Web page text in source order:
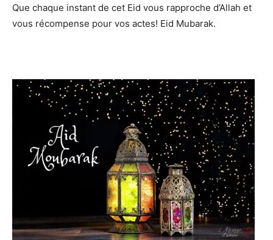
Que chaque instant de cet Eid vous rapproche d’Allah et
vous récompense pour vos actes! Eid Mubarak.